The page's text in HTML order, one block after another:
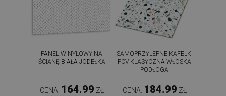
PANEL WINYLOWY NA
ŚCIANĘ BIAŁA JODEŁKA
CENA: 164.99 ZŁ
SAMOPRZYLEPNE KAFELKI
PCV KLASYCZNA WŁOSKA
PODŁOGA
CENA: 184.99 ZŁ